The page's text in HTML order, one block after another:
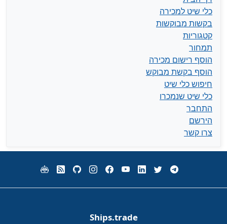
כלי שיט למכירה
בקשות מבוקשות
קטגוריות
תמחור
הוסף רישום מכירה
הוסף בקשת מבוקש
חיפוש כלי שיט
כלי שיט שנמכרו
התחבר
הירשם
צרו קשר
Ships.trade